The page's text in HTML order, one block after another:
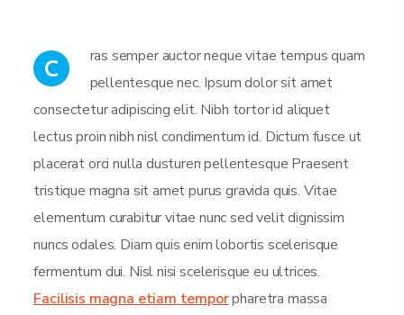
C
ras semper auctor neque vitae tempus quam
pellentesque nec. Ipsum dolor sit amet
consectetur adipiscing elit. Nibh tortor id aliquet
lectus proin nibh nisl condimentum id. Dictum fusce ut
placerat orci nulla dusturen pellentesque Praesent
tristique magna sit amet purus gravida quis. Vitae
elementum curabitur vitae nunc sed velit dignissim
nuncs odales. Diam quis enim lobortis scelerisque
fermentum dui. Nisl nisi scelerisque eu ultrices.
Facilisis magna etiam temporpharetra massa